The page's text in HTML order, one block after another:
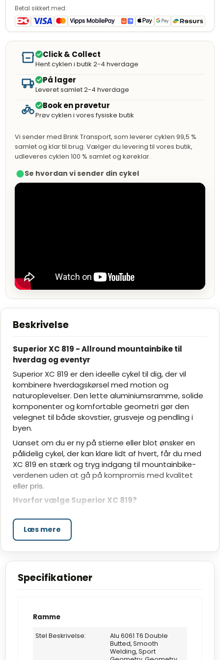
Betal sikkert med:
Click & Collect
Hent cyklen i butik 2-4 hverdage
På lager
Leveret samlet 2-4 hverdage
Book en prøvetur
Prøv cyklen i vores fysiske butik
Vi sender med Brink Transport, som leverer cyklen 99,5 %
samlet og klar til brug. Vælger du levering til vores butik,
udleveres cyklen 100 % samlet og køreklar.
Se hvordan vi sender din cykel
Beskrivelse
Superior XC 819 - Allround mountainbike til
hverdag og eventyr
Superior XC 819 er den ideelle cykel til dig, der vil
kombinere hverdagskørsel med motion og
naturoplevelser. Den lette aluminiumsramme, solide
komponenter og komfortable geometri gør den
velegnet til både skovstier, grusveje og pendling i
byen.
Uanset om du er ny på stierne eller blot ønsker en
pålidelig cykel, der kan klare lidt af hvert, får du med
XC 819 en stærk og tryg indgang til mountainbike-
verdenen uden at gå på kompromis med kvalitet
eller pris.
Hvorfor vælge Superior XC 819?
Bygget til at holde med en sporty og balanceret
geometri, der giver god kontrol og høj komfort i
Shimano 2x8-speed geargruppe
Bredt gearområde med let og præcis betjening,
som gør cyklen velegnet til både flade stræk og
Suntour-forgaffel absorberer stød fra ujævnt
underlag og giver ekstra komfort og bedre kontrol
Superior XC 819 er mere end bare en begynder-MTB.
Læs mere
Specifikationer
Ramme
Stel Beskrivelse:
Alu 6061 T6 Double
Butted, Smooth
Welding, Sport